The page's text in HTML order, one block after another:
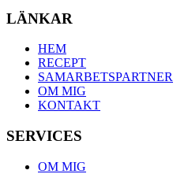
LÄNKAR
HEM
RECEPT
SAMARBETSPARTNER
OM MIG
KONTAKT
SERVICES
OM MIG